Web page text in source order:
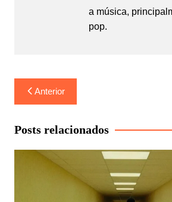
a música,
pop.
Navegação
de
Post
Anterior
Posts relacionados